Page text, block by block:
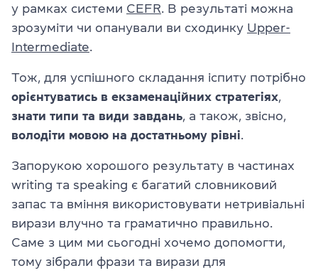
у рамках системи CEFR. В результаті можна
зрозуміти чи опанували ви сходинку Upper-
Intermediate.
Тож, для успішного складання іспиту потрібно
орієнтуватись в екзаменаційних стратегіях,
знати типи та види завдань, а також, звісно,
володіти мовою на достатньому рівні.
Запорукою хорошого результату в частинах
writing та speaking є багатий словниковий
запас та вміння використовувати нетривіальні
вирази влучно та граматично правильно.
Саме з цим ми сьогодні хочемо допомогти,
тому зібрали фрази та вирази для